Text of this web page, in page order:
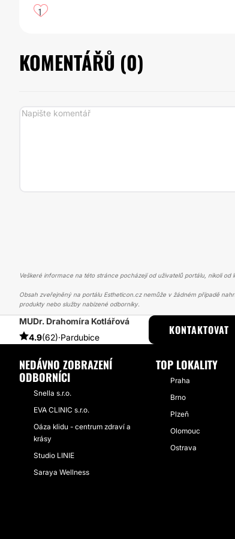
1
KOMENTÁŘŮ (0)
Veškeré informace na této stránce pocházejí od uživatelů portálu, nikoli od
Obsah zveřejněný na portálu Estheticon.cz nemůže v žádném případě
produkty nebo služby nabízené odborníky.
MUDr. Drahomíra Kotlářová
4.9(62)·Pardubice
KONTAKTOVAT
ESTHETICON PŘÍBĚHY PŘÍBĚHY TÝKAJÍCÍ SE ZÁKROKU
NEDÁVNO ZOBRAZENÍ
ODBORNÍCI
Snella s.r.o.
EVA CLINIC s.r.o.
Oáza klidu - centrum zdraví a
krásy
Studio LINIE
Saraya Wellness
TOP LOKALITY
Praha
Brno
Plzeň
Olomouc
Ostrava